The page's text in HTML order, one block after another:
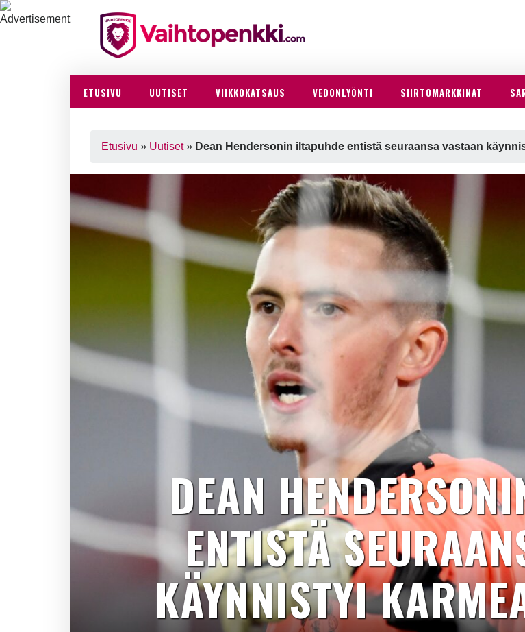
ETUSIVU UUTISET VIIKKOKATSAUS VEDONLYÖNTI SIIRTOMARKKINAT
Etusivu » Uutiset» Dean Hendersonin iltapuhde entistä seuraansa vastaan
DEAN
ENTISTÄ
KÄYNNISTYI